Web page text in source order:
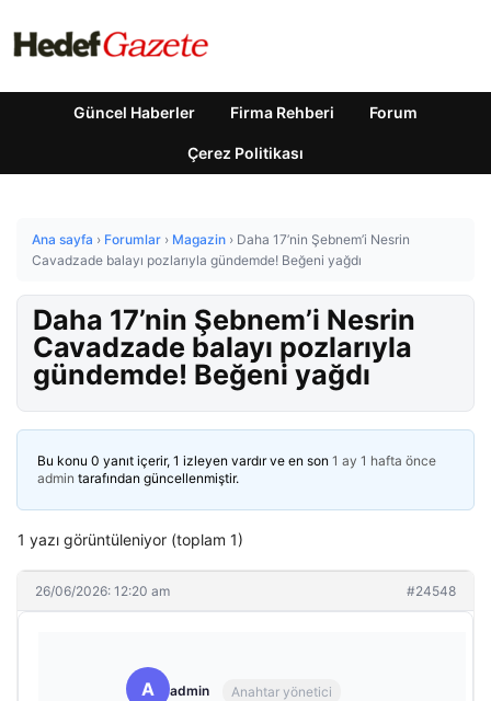
Güncel Haberler Firma Rehberi Forum
Çerez Politikası
Ana sayfa › Forumlar › Magazin › Daha 17’nin Şebnem’i Nesrin
Cavadzade balayı pozlarıyla gündemde! Beğeni yağdı
Daha 17’nin Şebnem’i Nesrin
Cavadzade balayı pozlarıyla
gündemde! Beğeni yağdı
Bu konu 0 yanıt içerir, 1 izleyen vardır ve en son 1 ay 1 hafta önce
admin tarafından güncellenmiştir.
1 yazı görüntüleniyor (toplam 1)
26/06/2026: 12:20 am #24548
A admin Anahtar yönetici